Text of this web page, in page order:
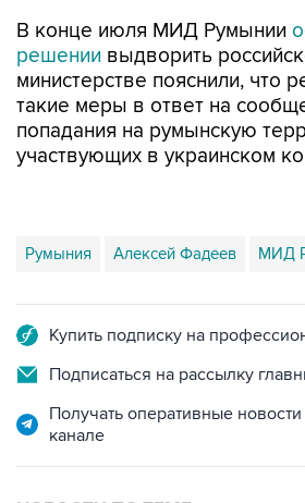
В конце июля МИД Румынии
решении выдворить
министерстве пояснили, что
такие меры в ответ на
попадания на румынскую
участвующих в украинском
Румыния Алексей Фадеев МИД
Купить подписку на
Подписаться на рассылку
Получать оперативные
канале